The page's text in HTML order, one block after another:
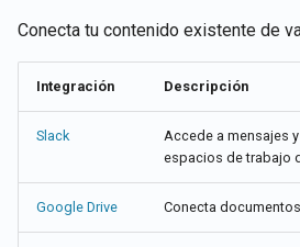
Conecta tu contenido existente de
Integración Descripción
Slack
Accede a mensajes
espacios de trabajo
Google Drive Conecta